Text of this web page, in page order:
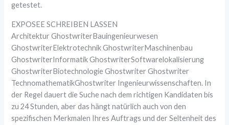
getestet.
EXPOSEE SCHREIBEN LASSEN
Architektur GhostwriterBauingenieurwesen
GhostwriterElektrotechnik GhostwriterMaschinenbau
GhostwriterInformatik GhostwriterSoftwarelokalisierung
GhostwriterBiotechnologie Ghostwriter Ghostwriter
TechnomathematikGhostwriter Ingenieurwissenschaften. In
der Regel dauert die Suche nach dem richtigen Kandidaten bis
zu 24 Stunden, aber das hängt natürlich auch von den
spezifischen Merkmalen Ihres Auftrags und der Seltenheit des